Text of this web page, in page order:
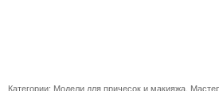
Категории: Модели для причесок и макияжа